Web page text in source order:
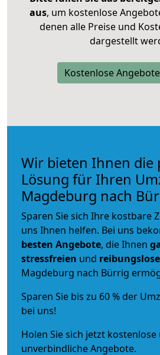
aus, um kostenlose
denen alle Preise und
dargestellt
Kostenlose
Wir bieten Ihnen die
Lösung für Ihren
Magdeburg nach
Sparen Sie sich Ihre kostbare
uns Ihnen helfen. Bei uns
besten Angebote, die Ihnen
stressfreien und
Magdeburg nach Bürrig
Sparen Sie bis zu 60 % der
bei uns!
Holen Sie sich jetzt kostenlose
unverbindliche Angebote.